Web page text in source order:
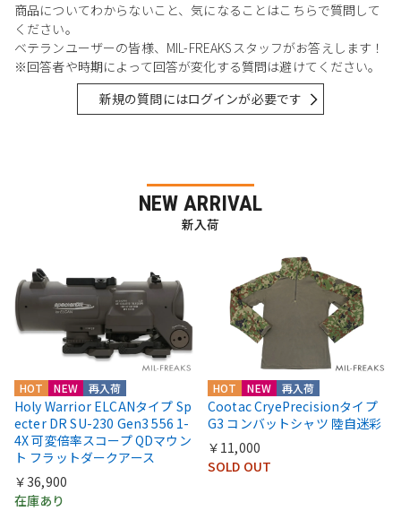
商品についてわからないこと、気になることはこちらで質問して
ください。
ベテランユーザーの皆様、MIL-FREAKSスタッフがお答えします！
※回答者や時期によって回答が変化する質問は避けてください。
新規の質問にはログインが必要です
NEW ARRIVAL
新入荷
HOT NEW 再入荷
Holy Warrior ELCANタイプ Sp
ecter DR SU-230 Gen3 556 1-
4X 可変倍率スコープ QDマウン
ト フラットダークアース
￥36,900
在庫あり
HOT NEW 再入荷
Cootac CryePrecisionタイプ
G3 コンバットシャツ 陸自迷彩
￥11,000
SOLD OUT